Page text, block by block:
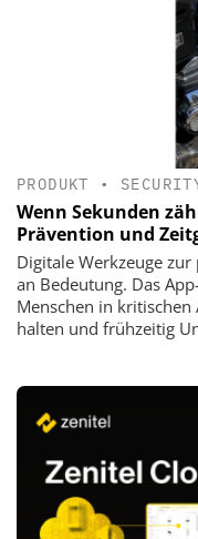
PRODUKT •
Wenn Sekunden
Prävention und
Digitale Werkzeuge
an Bedeutung. Das
Menschen in
halten und frühzeitig